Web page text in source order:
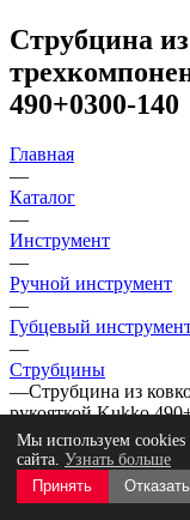
Струбцина
490+0300-140
Главная
—
Каталог
—
Инструмент
—
Ручной инструмент
—
Губцевый
—
Струбцины
—Струбцина из
рукояткой Kukko
Мы используем cookies
сайта. Узнать больше
Принять